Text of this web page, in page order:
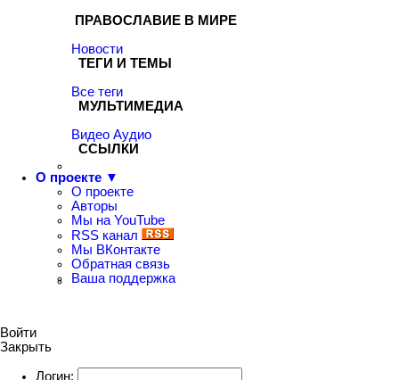
ПРАВОСЛАВИЕ В МИРЕ
Новости
ТЕГИ И ТЕМЫ
Все теги
МУЛЬТИМЕДИА
Видео Аудио
ССЫЛКИ
О проекте ▼
О проекте
Авторы
Мы на YouTube
RSS канал
Мы ВКонтакте
Обратная связь
Ваша поддержка
Войти
Закрыть
Логин: